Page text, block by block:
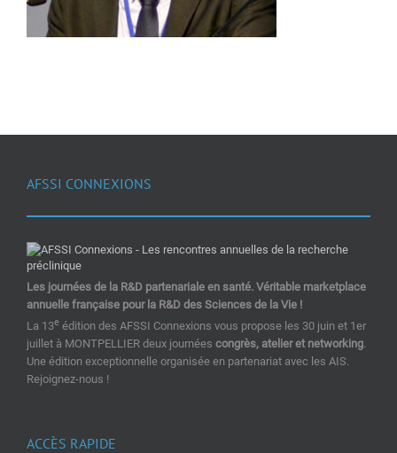
AFSSI CONNEXIONS
Les journées de la R&D partenariale en santé. Véritable marketplace
annuelle française pour la R&D des Sciences de la Vie !
La 13e édition des AFSSI Connexions vous propose les 30 juin et 1er
juillet à MONTPELLIER deux journées congrès, atelier et networking.
Une édition exceptionnelle organisée en partenariat avec les AIS.
Rejoignez-nous !
ACCÈS RAPIDE